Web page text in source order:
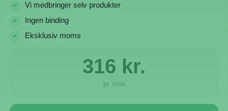
Vi medbringer selv produkter
Ingen binding
Eksklusiv moms
316 kr.
pr. time